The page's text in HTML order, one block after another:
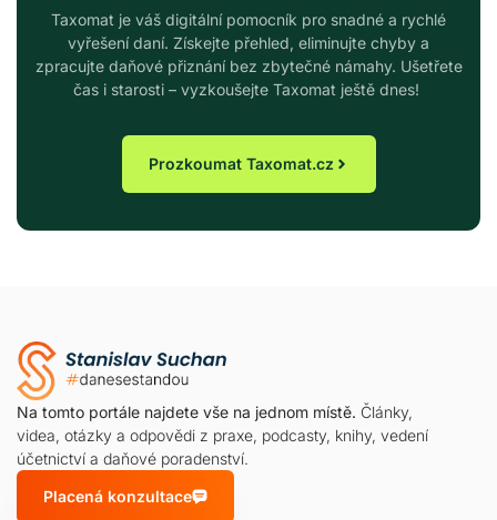
Taxomat je váš digitální pomocník pro snadné a rychlé
vyřešení daní. Získejte přehled, eliminujte chyby a
zpracujte daňové přiznání bez zbytečné námahy. Ušetřete
čas i starosti – vyzkoušejte Taxomat ještě dnes!
Prozkoumat Taxomat.cz
Na tomto portále najdete vše na jednom místě. Články,
videa, otázky a odpovědi z praxe, podcasty, knihy, vedení
účetnictví a daňové poradenství.
Placená konzultace